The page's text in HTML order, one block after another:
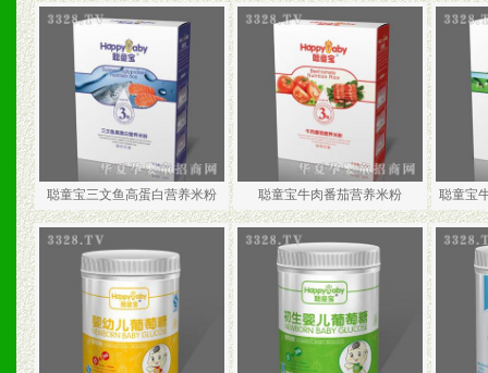
聪童宝三文鱼高蛋白营养米粉 聪童宝牛肉番茄营养米粉 聪童宝